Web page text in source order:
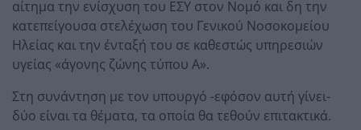
αίτημα την ενίσχυση του ΕΣΥ στον Νομό και δη την
κατεπείγουσα στελέχωση του Γενικού Νοσοκομείου
Ηλείας και την ένταξή του σε καθεστώς υπηρεσιών
υγείας «άγονης ζώνης τύπου Α».
Στη συνάντηση με τον υπουργό -εφόσον αυτή γίνει-
δύο είναι τα θέματα, τα οποία θα τεθούν επιτακτικά.